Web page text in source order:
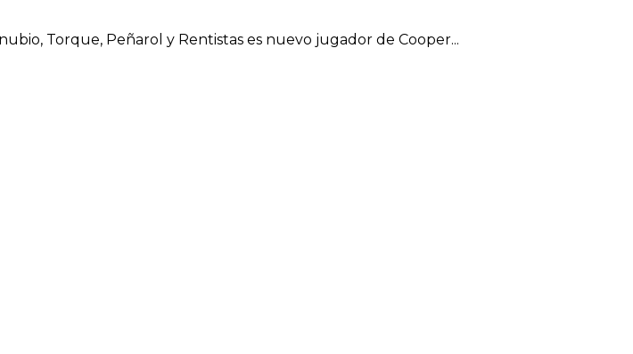
Torque, Peñarol y Rentistas es nuevo jugador de Cooper...